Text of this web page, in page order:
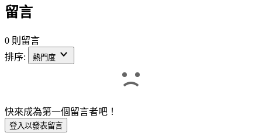
留言
0 則留言
排序:
熱門度
快來成為第一個留言者吧！
登入以發表留言